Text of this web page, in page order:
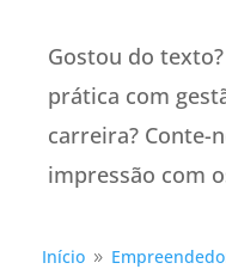
Gostou do
prática com
carreira? Conte-
impressão com
Início 9